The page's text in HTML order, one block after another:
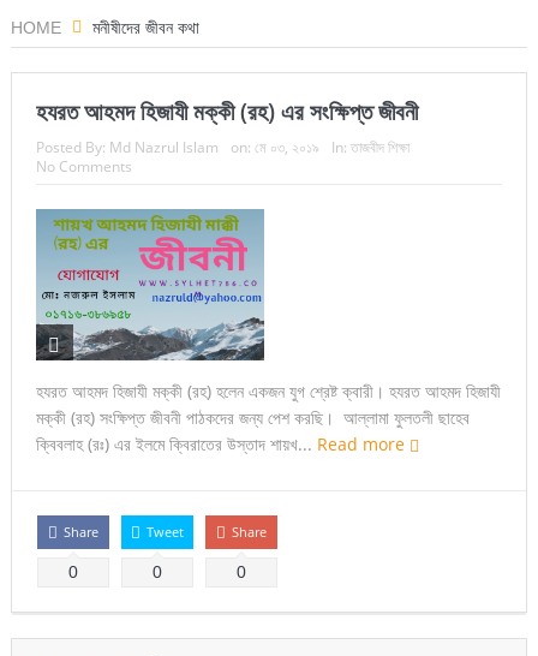
HOME মনীষীদের জীবন কথা
হযরত আহমদ হিজাযী মক্কী (রহ) এর সংক্ষিপ্ত জীবনী
Posted By: Md Nazrul Islam on: মে ০৩, ২০১৯ In: তাজবীদ শিক্ষা
No Comments
হযরত আহমদ হিজাযী মক্কী (রহ) হলেন একজন যুগ শ্রেষ্ট ক্বারী। হযরত আহমদ হিজাযী
মক্কী (রহ) সংক্ষিপ্ত জীবনী পাঠকদের জন্য পেশ করছি। আল্লামা ফুলতলী ছাহেব
ক্বিবলাহ (রঃ) এর ইলমে ক্বিরাতের উস্তাদ শায়খ... Read more
Share
0
Tweet
0
Share
0